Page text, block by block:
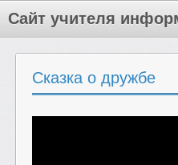
Сайт учителя
Сказка о дружбе